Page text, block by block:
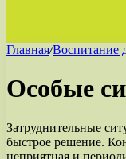
Главная/Воспитание
Особые
Затруднительные
быстрое решение.
неприятная и